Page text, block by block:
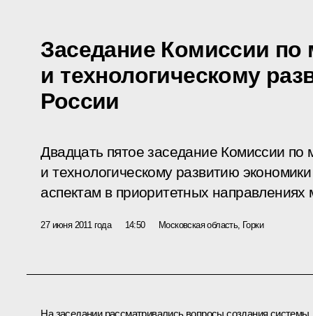
Заседание Комиссии по
и технологическому
России
Двадцать пятое заседание Комиссии по
и технологическому развитию
аспектам в приоритетных направлениях
27 июня 2011 года 14:50 Московская область, Горки
На заседании рассматривались вопросы создания системы